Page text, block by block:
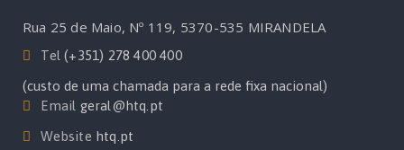
Rua 25 de Maio, Nº 119, 5370-535 MIRANDELA
Tel(+351) 278 400 400
(custo de uma chamada para a rede fixa nacional)
Email geral@htq.pt
Website htq.pt